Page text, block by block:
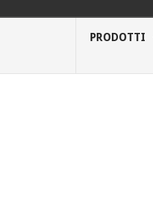
PRODOTTI